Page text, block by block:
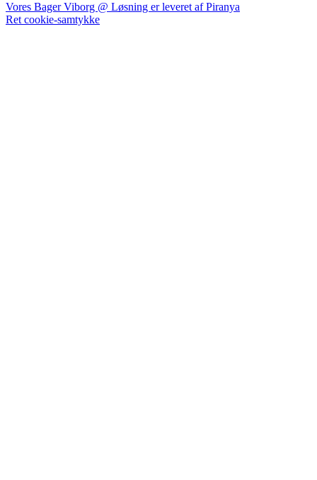
Vores Bager Viborg @ Løsning er leveret af Piranya
Ret cookie-samtykke